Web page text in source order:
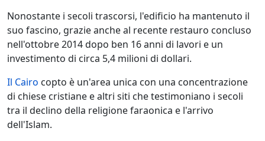
Nonostante i secoli trascorsi, l'edificio ha mantenuto il
suo fascino, grazie anche al recente restauro concluso
nell'ottobre 2014 dopo ben 16 anni di lavori e un
investimento di circa 5,4 milioni di dollari.
Il Cairo copto è un'area unica con una concentrazione
di chiese cristiane e altri siti che testimoniano i secoli
tra il declino della religione faraonica e l'arrivo
dell'Islam.